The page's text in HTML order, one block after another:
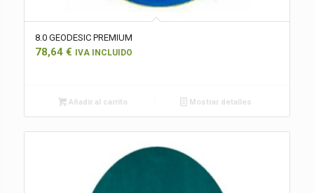
8.0 GEODESIC PREMIUM
78,64 € IVA INCLUIDO
Añadir al carrito Mostrar detalles